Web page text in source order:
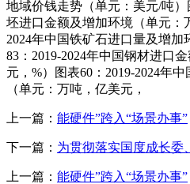
地域价钱走势（单元：美元/吨）
坯进口金额及增加环境（单元：
2024年中国铁矿石进口量及增
83：2019-2024年中国钢材进口
元，%）图表60：2019-2024年
（单元：万吨，亿美元，
上一篇： 能硬件”跨入“场景办事”
下一篇： 为贯彻落实国度成长委
上一篇： 能硬件”跨入“场景办事”